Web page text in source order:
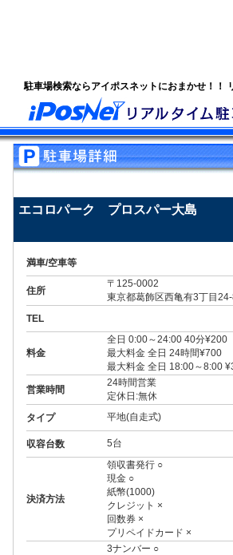
駐車場検索ならアイポスネットにおまかせ！！
エコロパーク プロスパー大島
満車/空車等
住所
〒125-0002
東京都葛飾区西亀有3丁目
TEL
料金
全日 0:00～24:00 40分¥200
最大料金 全日 24時間¥700
最大料金 全日 18:00～8:00
営業時間
24時間営業
定休日:無休
タイプ
平地(自走式)
収容台数 5台
決済方法
領収書発行 ○
現金 ○
紙幣(1000)
クレジット ×
回数券 ×
プリペイドカード ×
3ナンバー ○